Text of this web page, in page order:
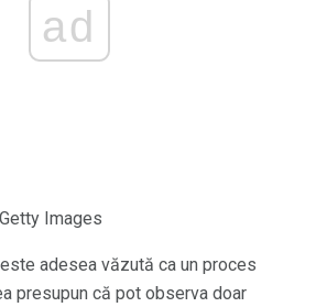
ad
Images
adesea văzută ca un proces
presupun că pot observa doar